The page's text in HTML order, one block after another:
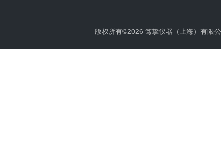
版权所有©2026 笃挚仪器（上海）有限